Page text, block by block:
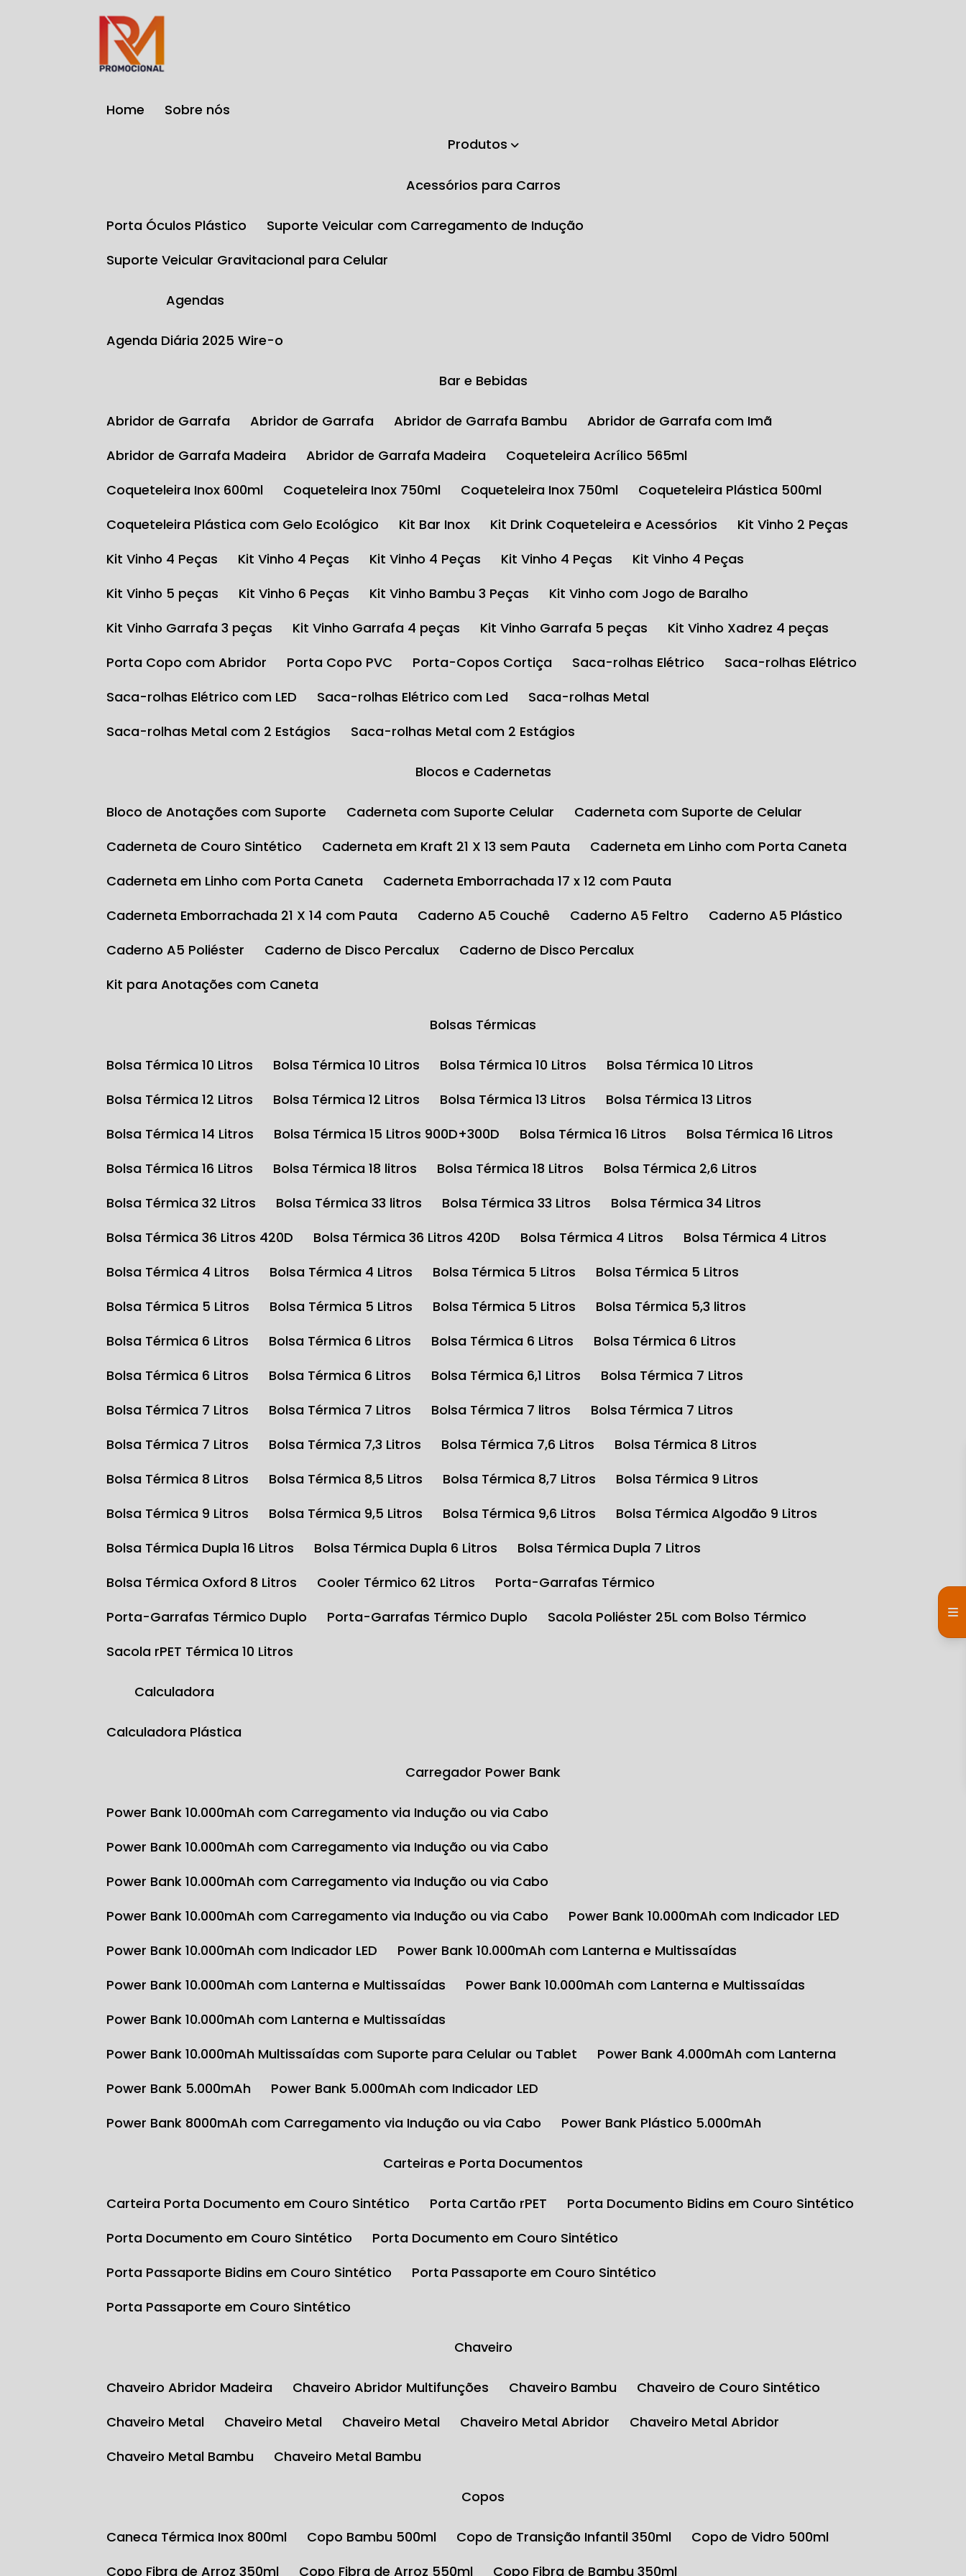
Home
Sobre nós
Produtos
Acessórios para Carros
Porta Óculos Plástico
Suporte Veicular com Carregamento de Indução
Suporte Veicular Gravitacional para Celular
Agendas
Agenda Diária 2025 Wire-o
Bar e Bebidas
Abridor de Garrafa Abridor de Garrafa Abridor de Garrafa Bambu
Abridor de Garrafa com Imã
Abridor de Garrafa Madeira
Abridor de Garrafa Madeira
Coqueteleira Acrílico 565ml
Coqueteleira Inox 600ml
Coqueteleira Inox 750ml Coqueteleira Inox 750ml
Coqueteleira Plástica 500ml
Coqueteleira Plástica com Gelo Ecológico
Kit Bar Inox Kit Drink Coqueteleira e Acessórios
Kit Vinho 2 Peças
Kit Vinho 4 Peças
Kit Vinho 4 Peças Kit Vinho 4 Peças Kit Vinho 4 Peças
Kit Vinho 4 Peças
Kit Vinho 5 peças
Kit Vinho 6 Peças Kit Vinho Bambu 3 Peças
Kit Vinho com Jogo de Baralho
Kit Vinho Garrafa 3 peças
Kit Vinho Garrafa 4 peças Kit Vinho Garrafa 5 peças
Kit Vinho Xadrez 4 peças
Porta Copo com Abridor
Porta Copo PVC Porta-Copos Cortiça Saca-rolhas Elétrico
Saca-rolhas Elétrico
Saca-rolhas Elétrico com LED
Saca-rolhas Elétrico com Led
Saca-rolhas Metal
Saca-rolhas Metal com 2 Estágios
Saca-rolhas Metal com 2 Estágios
Blocos e Cadernetas
Bloco de Anotações com Suporte Caderneta com Suporte Celular
Caderneta com Suporte de Celular
Caderneta de Couro Sintético
Caderneta em Kraft 21 X 13 sem Pauta
Caderneta em Linho com Porta Caneta
Caderneta em Linho com Porta Caneta
Caderneta Emborrachada 17 x 12 com Pauta
Caderneta Emborrachada 21 X 14 com Pauta
Caderno A5 Couchê Caderno A5 Feltro
Caderno A5 Plástico
Caderno A5 Poliéster
Caderno de Disco Percalux
Caderno de Disco Percalux
Kit para Anotações com Caneta
Bolsas Térmicas
Bolsa Térmica 10 Litros Bolsa Térmica 10 Litros Bolsa Térmica 10 Litros
Bolsa Térmica 10 Litros
Bolsa Térmica 12 Litros
Bolsa Térmica 12 Litros Bolsa Térmica 13 Litros
Bolsa Térmica 13 Litros
Bolsa Térmica 14 Litros
Bolsa Térmica 15 Litros 900D+300D Bolsa Térmica 16 Litros
Bolsa Térmica 16 Litros
Bolsa Térmica 16 Litros
Bolsa Térmica 18 litros Bolsa Térmica 18 Litros
Bolsa Térmica 2,6 Litros
Bolsa Térmica 32 Litros
Bolsa Térmica 33 litros Bolsa Térmica 33 Litros
Bolsa Térmica 34 Litros
Bolsa Térmica 36 Litros 420D
Bolsa Térmica 36 Litros 420D Bolsa Térmica 4 Litros
Bolsa Térmica 4 Litros
Bolsa Térmica 4 Litros
Bolsa Térmica 4 Litros Bolsa Térmica 5 Litros
Bolsa Térmica 5 Litros
Bolsa Térmica 5 Litros
Bolsa Térmica 5 Litros Bolsa Térmica 5 Litros
Bolsa Térmica 5,3 litros
Bolsa Térmica 6 Litros
Bolsa Térmica 6 Litros Bolsa Térmica 6 Litros
Bolsa Térmica 6 Litros
Bolsa Térmica 6 Litros
Bolsa Térmica 6 Litros Bolsa Térmica 6,1 Litros
Bolsa Térmica 7 Litros
Bolsa Térmica 7 Litros
Bolsa Térmica 7 Litros Bolsa Térmica 7 litros
Bolsa Térmica 7 Litros
Bolsa Térmica 7 Litros
Bolsa Térmica 7,3 Litros Bolsa Térmica 7,6 Litros
Bolsa Térmica 8 Litros
Bolsa Térmica 8 Litros
Bolsa Térmica 8,5 Litros Bolsa Térmica 8,7 Litros
Bolsa Térmica 9 Litros
Bolsa Térmica 9 Litros
Bolsa Térmica 9,5 Litros Bolsa Térmica 9,6 Litros
Bolsa Térmica Algodão 9 Litros
Bolsa Térmica Dupla 16 Litros
Bolsa Térmica Dupla 6 Litros
Bolsa Térmica Dupla 7 Litros
Bolsa Térmica Oxford 8 Litros
Cooler Térmico 62 Litros
Porta-Garrafas Térmico
Porta-Garrafas Térmico Duplo
Porta-Garrafas Térmico Duplo
Sacola Poliéster 25L com Bolso Térmico
Sacola rPET Térmica 10 Litros
Calculadora
Calculadora Plástica
Carregador Power Bank
Power Bank 10.000mAh com Carregamento via Indução ou via Cabo
Power Bank 10.000mAh com Carregamento via Indução ou via Cabo
Power Bank 10.000mAh com Carregamento via Indução ou via Cabo
Power Bank 10.000mAh com Carregamento via Indução ou via Cabo
Power Bank 10.000mAh com Indicador LED
Power Bank 10.000mAh com Indicador LED
Power Bank 10.000mAh com Lanterna e Multissaídas
Power Bank 10.000mAh com Lanterna e Multissaídas
Power Bank 10.000mAh com Lanterna e Multissaídas
Power Bank 10.000mAh com Lanterna e Multissaídas
Power Bank 10.000mAh Multissaídas com Suporte para Celular ou Tablet
Power Bank 4.000mAh com Lanterna
Power Bank 5.000mAh
Power Bank 5.000mAh com Indicador LED
Power Bank 8000mAh com Carregamento via Indução ou via Cabo
Power Bank Plástico 5.000mAh
Carteiras e Porta Documentos
Carteira Porta Documento em Couro Sintético Porta Cartão rPET
Porta Documento Bidins em Couro Sintético
Porta Documento em Couro Sintético
Porta Documento em Couro Sintético
Porta Passaporte Bidins em Couro Sintético
Porta Passaporte em Couro Sintético
Porta Passaporte em Couro Sintético
Chaveiro
Chaveiro Abridor Madeira Chaveiro Abridor Multifunções Chaveiro Bambu
Chaveiro de Couro Sintético
Chaveiro Metal
Chaveiro Metal Chaveiro Metal Chaveiro Metal Abridor
Chaveiro Metal Abridor
Chaveiro Metal Bambu
Chaveiro Metal Bambu
Copos
Caneca Térmica Inox 800ml Copo Bambu 500ml Copo de Transição Infantil 350ml
Copo de Vidro 500ml
Copo Fibra de Arroz 350ml
Copo Fibra de Arroz 550ml Copo Fibra de Bambu 350ml